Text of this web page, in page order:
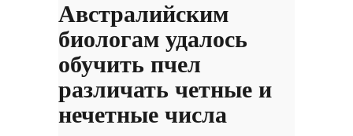
Австралийским
биологам удалось
обучить пчел
различать четные и
нечетные числа